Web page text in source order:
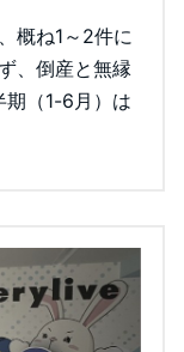
概ね1～2件に
、倒産と無縁
（1-6月）は